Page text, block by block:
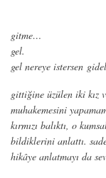
gitme…
gel.
gel nereye istersen
gittiğine üzülen iki kız
muhakemesini
kırmızı balıktı, o
bildiklerini anlattı.
hikâye anlatmayı da